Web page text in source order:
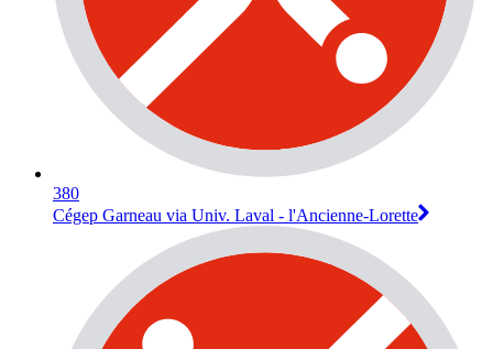
380
Cégep Garneau via Univ. Laval - l'Ancienne-Lorette